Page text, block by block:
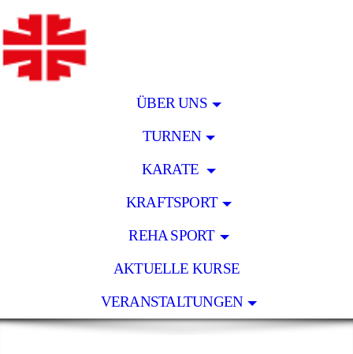
ÜBER UNS
TURNEN
KARATE
KRAFTSPORT
REHA SPORT
AKTUELLE KURSE
VERANSTALTUNGEN